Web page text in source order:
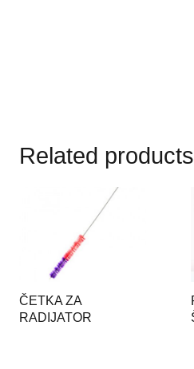
Related products
ČETKA ZA
RADIJATOR